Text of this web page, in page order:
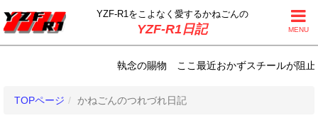
MENU
YZF-R1をこよなく 愛するかねごんの
YZF-R1日記
執念の賜物 ここ最近おかずスチールが阻止
TOPページ かねごんのつれづれ日記